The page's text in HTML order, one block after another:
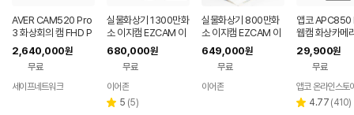
AVER CAM520 Pro
3 화상회의 캠 FHD P
TZ 카메라
2,640,000원
무료
세이프네트워크
실물화상기 1300만화
소 이지캠 EZCAM 이
어존 EZ-1300I
680,000원
무료
이어존
별 5 리
(5)
실물화상기 800만화
소 이지캠 EZCAM 이
어존 EZ-800S
649,000원
무료
이어존
앱코 APC850
웹캠 화상카메
화상회의 원격
29,900원
무료
앱코 온라인스토
별 4.77 리
(410)